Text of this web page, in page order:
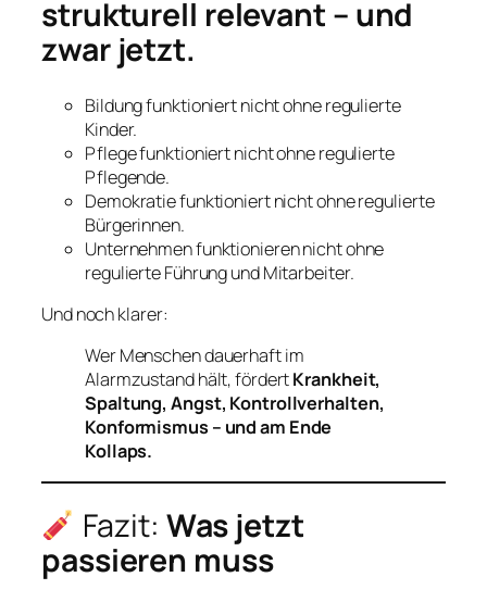
strukturell relevant – und
zwar jetzt.
Bildung funktioniert nicht ohne regulierte
Kinder.
Pflege funktioniert nicht ohne regulierte
Pflegende.
Demokratie funktioniert nicht ohne regulierte
Bürgerinnen.
Unternehmen funktionieren nicht ohne
regulierte Führung und Mitarbeiter.
Und noch klarer:
Wer Menschen dauerhaft im
Alarmzustand hält, fördertKrankheit,
Spaltung, Angst, Kontrollverhalten,
Konformismus – und am Ende
Kollaps.
Fazit: Was jetzt
passieren muss